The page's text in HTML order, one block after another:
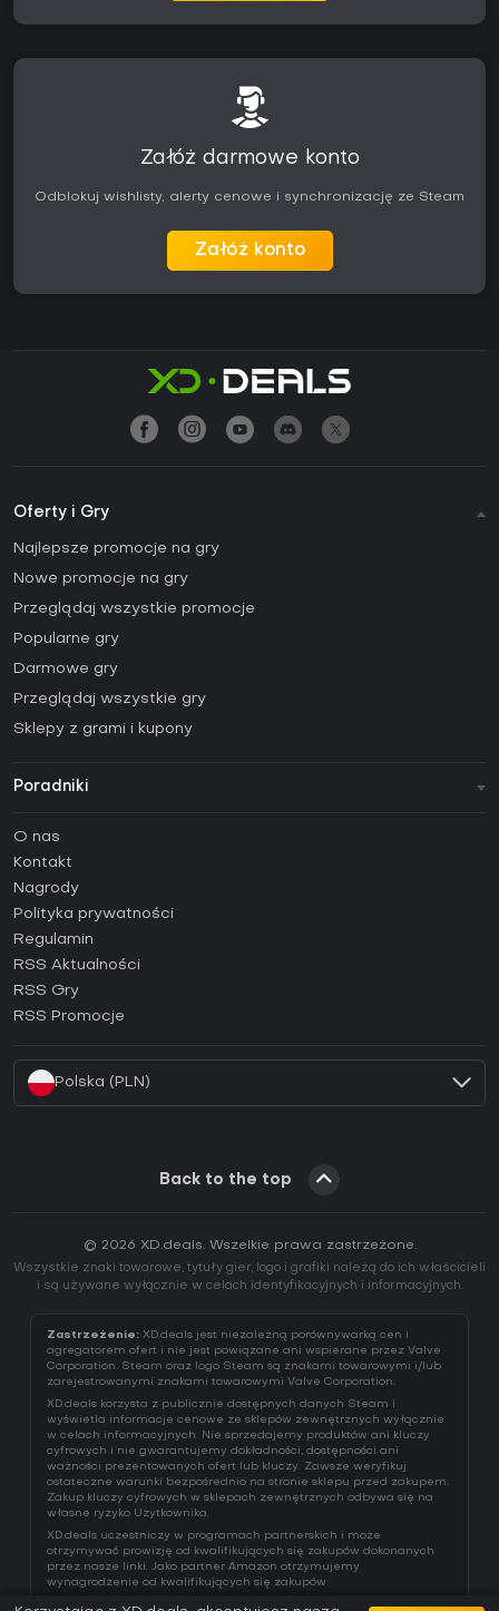
Załóż darmowe konto
Odblokuj wishlisty, alerty cenowe i synchronizację ze Steam
Załóż konto
Oferty i Gry
Najlepsze promocje na gry
Nowe promocje na gry
Przeglądaj wszystkie promocje
Popularne gry
Darmowe gry
Przeglądaj wszystkie gry
Sklepy z grami i kupony
Poradniki
Poradniki
Jak aktywować klucz Steam (CD Key)?
Jak aktywować klucz Epic Games (CD Key)?
Jak aktywować klucz GOG (CD Key)?
Jak aktywować klucz Ubisoft Connect (CD Key)?
O nas
Kontakt
Nagrody
Polityka prywatności
Regulamin
RSS Aktualności
RSS Gry
RSS Promocje
Polska (PLN)
Back to the top
© 2026 XD.deals. Wszelkie prawa zastrzeżone.
Wszystkie znaki towarowe, tytuły gier, logo i grafiki należą do ich właścicieli
i są używane wyłącznie w celach identyfikacyjnych i informacyjnych.
Zastrzeżenie: XD.deals jest niezależną porównywarką cen i
agregatorem ofert i nie jest powiązane ani wspierane przez Valve
Corporation. Steam oraz logo Steam są znakami towarowymi i/lub
zarejestrowanymi znakami towarowymi Valve Corporation.
XD.deals korzysta z publicznie dostępnych danych Steam i
wyświetla informacje cenowe ze sklepów zewnętrznych wyłącznie
w celach informacyjnych. Nie sprzedajemy produktów ani kluczy
cyfrowych i nie gwarantujemy dokładności, dostępności ani
ważności prezentowanych ofert lub kluczy. Zawsze weryfikuj
ostateczne warunki bezpośrednio na stronie sklepu przed zakupem.
Zakup kluczy cyfrowych w sklepach zewnętrznych odbywa się na
własne ryzyko Użytkownika.
XD.deals uczestniczy w programach partnerskich i może
otrzymywać prowizję od kwalifikujących się zakupów dokonanych
przez nasze linki. Jako partner Amazon otrzymujemy
wynagrodzenie od kwalifikujących się zakupów.